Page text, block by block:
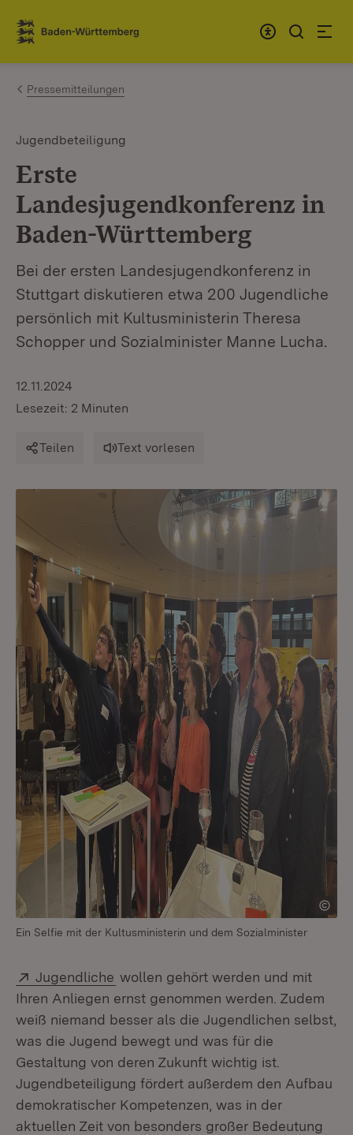
Zum Inhalt springen
Link zur Startseite
Pressemitteilungen
Jugendbeteiligung
Erste
Landesjugendkonferenz in
Baden-Württemberg
Bei der ersten Landesjugendkonferenz in
Stuttgart diskutieren etwa 200 Jugendliche
persönlich mit Kultusministerin Theresa
Schopper und Sozialminister Manne Lucha.
12.11.2024
Lesezeit: 2 Minuten
Teilen Text vorlesen
Ein Selfie mit der Kultusministerin und dem Sozialminister
Extern:
Jugendliche (Öffnet in neuem Fenster)
wollen gehört werden und mit
Ihren Anliegen ernst genommen werden. Zudem
weiß niemand besser als die Jugendlichen selbst,
was die Jugend bewegt und was für die
Gestaltung von deren Zukunft wichtig ist.
Jugendbeteiligung fördert außerdem den Aufbau
demokratischer Kompetenzen, was in der
aktuellen Zeit von besonders großer Bedeutung